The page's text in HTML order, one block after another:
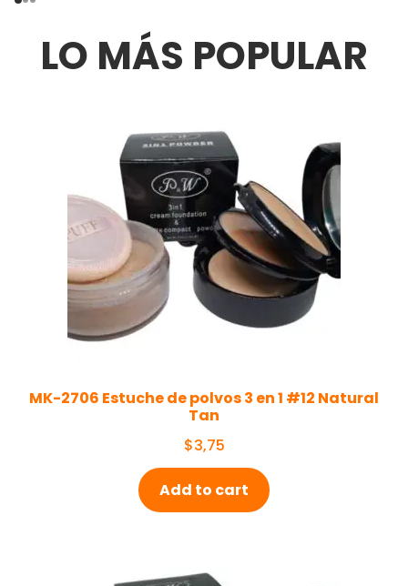
LO MÁS POPULAR
MK-2706 Estuche de polvos 3 en 1 #12 Natural
Tan
$3,75
Add to cart